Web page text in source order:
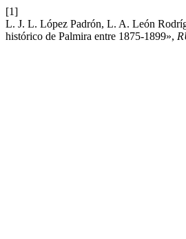
[1]
L. J. L. López Padrón, L. A. León
histórico de Palmira entre 1875-1899»,